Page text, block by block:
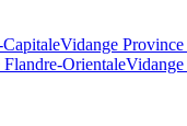
Vidange
Orientale